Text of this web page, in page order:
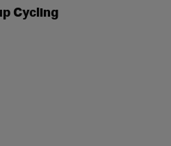
Cycling